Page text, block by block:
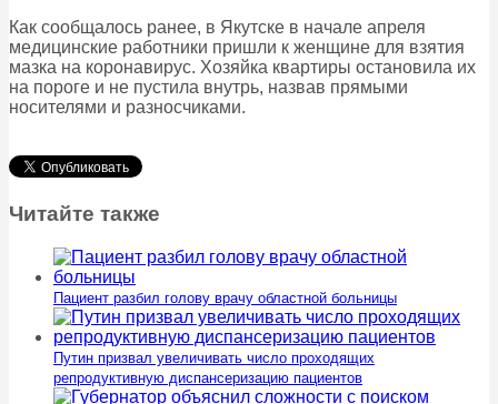
Как сообщалось ранее, в Якутске в начале апреля
медицинские работники пришли к женщине для взятия
мазка на коронавирус. Хозяйка квартиры остановила их
на пороге и не пустила внутрь, назвав прямыми
носителями и разносчиками.
Читайте также
Пациент разбил голову врачу областной больницы
Путин призвал увеличивать число проходящих
репродуктивную диспансеризацию пациентов